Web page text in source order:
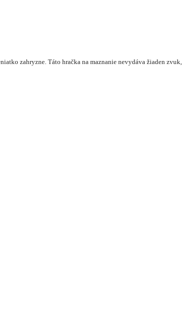
zahryzne. Táto hračka na maznanie nevydáva žiaden zvuk,